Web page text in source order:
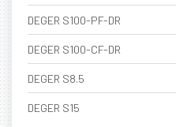
DEGER S100-PF-DR
DEGER S100-CF-DR
DEGER S8.5
DEGER S15